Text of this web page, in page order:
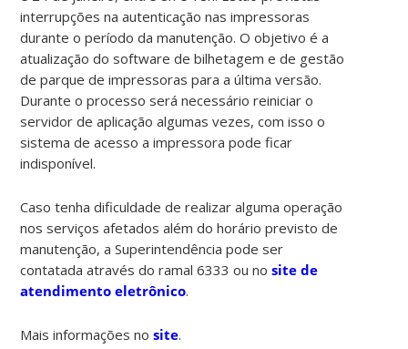
interrupções na autenticação nas impressoras
durante o período da manutenção. O objetivo é a
atualização do software de bilhetagem e de gestão
de parque de impressoras para a última versão.
Durante o processo será necessário reiniciar o
servidor de aplicação algumas vezes, com isso o
sistema de acesso a impressora pode ficar
indisponível.
Caso tenha dificuldade de realizar alguma operação
nos serviços afetados além do horário previsto de
manutenção, a Superintendência pode ser
contatada através do ramal 6333 ou nosite de
atendimento eletrônico.
Mais informações nosite.